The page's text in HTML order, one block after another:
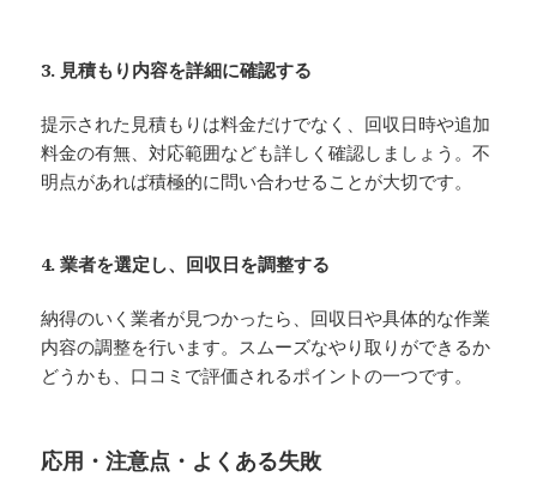
3. 見積もり内容を詳細に確認する
提示された見積もりは料金だけでなく、回収日時や追加
料金の有無、対応範囲なども詳しく確認しましょう。不
明点があれば積極的に問い合わせることが大切です。
4. 業者を選定し、回収日を調整する
納得のいく業者が見つかったら、回収日や具体的な作業
内容の調整を行います。スムーズなやり取りができるか
どうかも、口コミで評価されるポイントの一つです。
応用・注意点・よくある失敗